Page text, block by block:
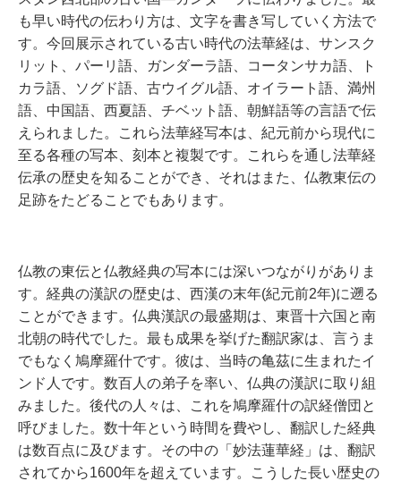
も早い時代の伝わり方は、文字を書き写していく方法で
す。今回展示されている古い時代の法華経は、サンスク
リット、パーリ語、ガンダーラ語、コータンサカ語、ト
カラ語、ソグド語、古ウイグル語、オイラート語、満州
語、中国語、西夏語、チベット語、朝鮮語等の言語で伝
えられました。これら法華経写本は、紀元前から現代に
至る各種の写本、刻本と複製です。これらを通し法華経
伝承の歴史を知ることができ、それはまた、仏教東伝の
足跡をたどることでもあります。
仏教の東伝と仏教経典の写本には深いつながりがありま
す。経典の漢訳の歴史は、西漢の末年(紀元前2年)に遡る
ことができます。仏典漢訳の最盛期は、東晋十六国と南
北朝の時代でした。最も成果を挙げた翻訳家は、言うま
でもなく鳩摩羅什です。彼は、当時の亀茲に生まれたイ
ンド人です。数百人の弟子を率い、仏典の漢訳に取り組
みました。後代の人々は、これを鳩摩羅什の訳経僧団と
呼びました。数十年という時間を費やし、翻訳した経典
は数百点に及びます。その中の「妙法蓮華経」は、翻訳
されてから1600年を超えています。こうした長い歴史の